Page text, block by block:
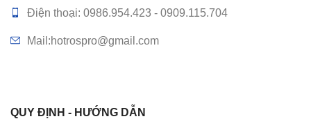
Điện thoại: 0986.954.423 - 0909.115.704
Mail:hotrospro@gmail.com
QUY ĐỊNH - HƯỚNG DẪN